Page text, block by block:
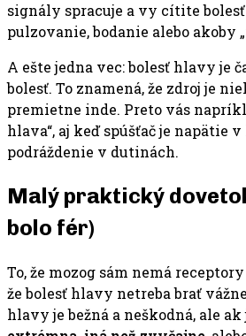
signály spracuje a vy cítite
pulzovanie, bodanie alebo akoby
A ešte jedna vec: bolesť hlavy je
bolesť. To znamená, že zdroj je
premietne inde. Preto vás
hlava“, aj keď spúšťač je napätie
podráždenie v dutinách.
Malý praktický
bolo fér)
To, že mozog sám nemá
že bolesť hlavy netreba brať
hlavy je bežná a neškodná, ale ak